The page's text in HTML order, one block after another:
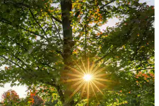
omhoog en omlaag, óf door te tikken of swipen.